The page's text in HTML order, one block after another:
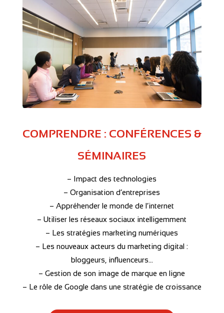
COMPRENDRE : CONFÉRENCES &
SÉMINAIRES
– Impact des technologies
– Organisation d’entreprises
– Appréhender le monde de l’internet
– Utiliser les réseaux sociaux intelligemment
– Les stratégies marketing numériques
– Les nouveaux acteurs du marketing digital :
bloggeurs, influenceurs…
– Gestion de son image de marque en ligne
– Le rôle de Google dans une stratégie de croissance